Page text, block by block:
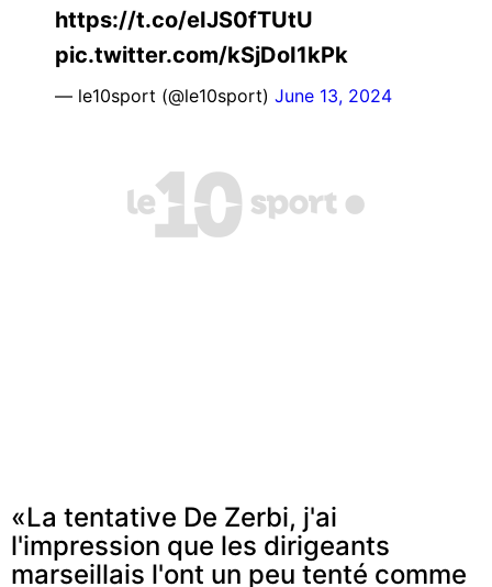
https://t.co/eIJS0fTUtU
pic.twitter.com/kSjDoI1kPk
— le10sport (@le10sport) June 13, 2024
«La tentative De Zerbi, j'ai
l'impression que les dirigeants
marseillais l'ont un peu tenté comme